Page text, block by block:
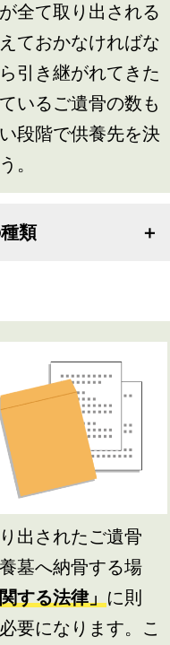
全て取り出される
ておかなければな
引き継がれてきた
いるご遺骨の数も
段階で供養先を決
。
類
出されたご遺骨
墓へ納骨する場
する法律」 に則
要になります。こ